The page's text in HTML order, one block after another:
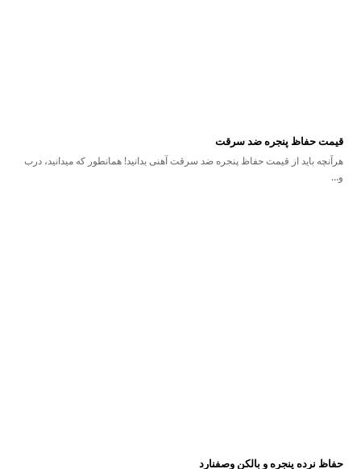
قیمت حفاظ پنجره ضد سرقت
هرآنچه باید از قیمت حفاظ پنجره ضد سرقت آهنی بدانید! همانطور که میدانید، درب
و…
حفاظ نرده پنجره و بالکن وصفنارد